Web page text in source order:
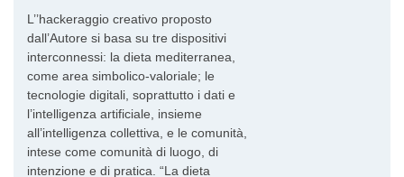
L’’hackeraggio creativo proposto
dall’Autore si basa su tre dispositivi
interconnessi: la dieta mediterranea,
come area simbolico-valoriale; le
tecnologie digitali, soprattutto i dati e
l’intelligenza artificiale, insieme
all’intelligenza collettiva, e le comunità,
intese come comunità di luogo, di
intenzione e di pratica. “La dieta